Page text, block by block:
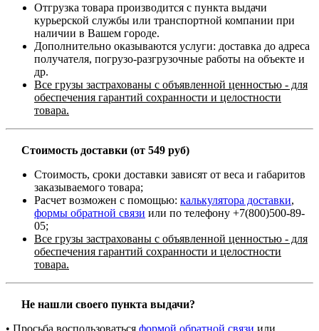
Отгрузка товара производится с пункта выдачи
курьерской службы или транспортной компании при
наличии в Вашем городе.
Дополнительно оказываются услуги: доставка до адреса
получателя, погрузо-разгрузочные работы на объекте и
др.
Все грузы застрахованы с объявленной ценностью - для
обеспечения гарантий сохранности и целостности
товара.
Стоимость доставки (от 549 руб)
Стоимость, сроки доставки зависят от веса и габаритов
заказываемого товара;
Расчет возможен с помощью: калькулятора доставки,
формы обратной связи или по телефону +7(800)500-89-
05;
Все грузы застрахованы с объявленной ценностью - для
обеспечения гарантий сохранности и целостности
товара.
Не нашли своего пункта выдачи?
• Просьба воспользоваться формой обратной связи или